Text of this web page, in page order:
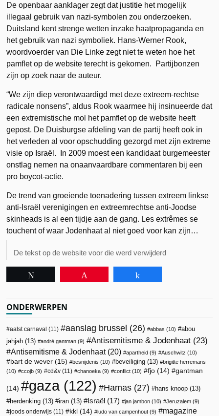
De openbaar aanklager zegt dat justitie het mogelijk
illegaal gebruik van nazi-symbolen zou onderzoeken.
Duitsland kent strenge wetten inzake haatpropaganda en
het gebruik van nazi symboliek. Hans-Werner Rook,
woordvoerder van Die Linke zegt niet te weten hoe het
pamflet op de website terecht is gekomen. Partijbonzen
zijn op zoek naar de auteur.
“We zijn diep verontwaardigd met deze extreem-rechtse
radicale nonsens”, aldus Rook waarmee hij insinueerde dat
een extremistische mol het pamflet op de website heeft
gepost. De Duisburgse afdeling van de partij heeft ook in
het verleden al voor opschudding gezorgd met zijn extreme
visie op Israël. In 2009 moest een kandidaat burgemeester
onstlag nemen na onaanvaardbare commentaren bij een
pro boycot-actie.
De trend van groeiende toenadering tussen extreem linkse
anti-Israël verenigingen en extreemrechtse anti-Joodse
skinheads is al een tijdje aan de gang. Les extrêmes se
touchent of waar Jodenhaat al niet goed voor kan zijn…
De tekst op de website voor die werd verwijderd
ONDERWERPEN
aalst carnaval (11) aanslag brussel (26) abbas (10)
abou
jahjah (13) andré gantman (9) Antisemitisme & Jodenhaat (23)
Antisemitisme & Jodenhaat(20) apartheid (9) Auschwitz (10)
bart de wever (15) besnijdenis (10) beveiliging (13)
brigitte herremans
(10)
ccojb (9) cd&v (11) chanoeka (9) conflict (10) fjo (14) gantman
(14) gaza (122) Hamas (27) hans knoop (13)
herdenking (13) iran (13) Israël (17) jan jambon (10) Jeruzalem (9)
joods onderwijs (11) kkl (14) ludo van campenhout (9)
magazine